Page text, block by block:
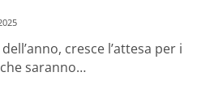
cresce l’attesa per i
saranno…